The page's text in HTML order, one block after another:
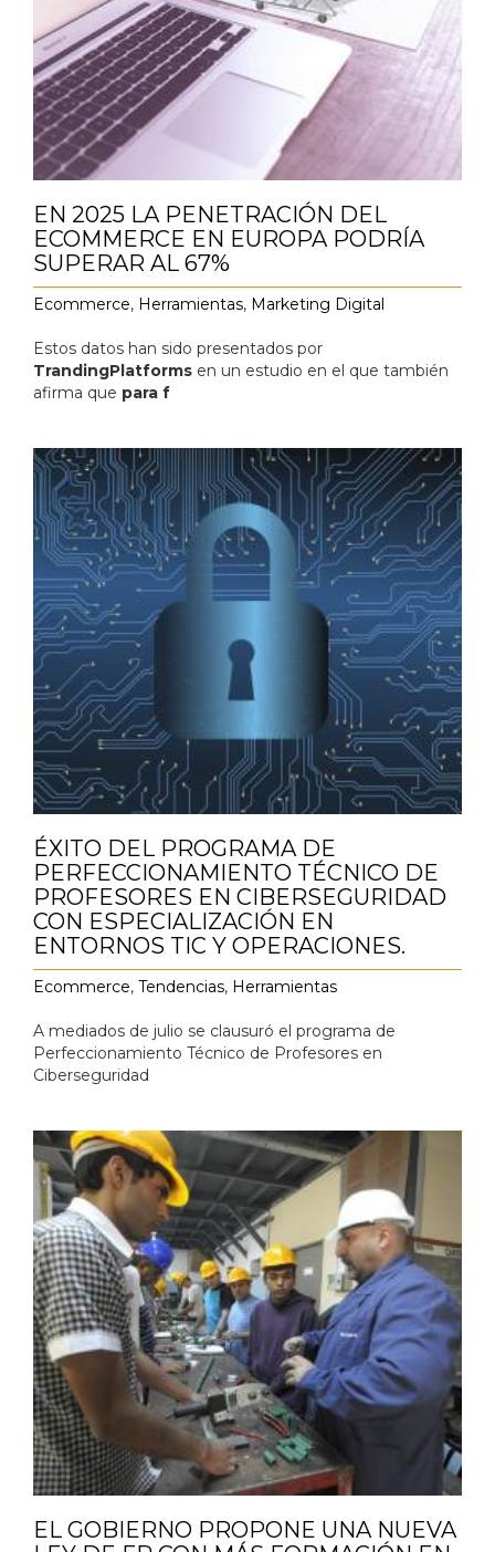
EN 2025 LA PENETRACIÓN DEL
ECOMMERCE EN EUROPA PODRÍA
SUPERAR AL 67%
Ecommerce, Herramientas, Marketing Digital
Estos datos han sido presentados por
TrandingPlatforms en un estudio en el que también
afirma que para f
ÉXITO DEL PROGRAMA DE
PERFECCIONAMIENTO TÉCNICO DE
PROFESORES EN CIBERSEGURIDAD
CON ESPECIALIZACIÓN EN
ENTORNOS TIC Y OPERACIONES.
Ecommerce, Tendencias, Herramientas
A mediados de julio se clausuró el programa de
Perfeccionamiento Técnico de Profesores en
Ciberseguridad
EL GOBIERNO PROPONE UNA NUEVA